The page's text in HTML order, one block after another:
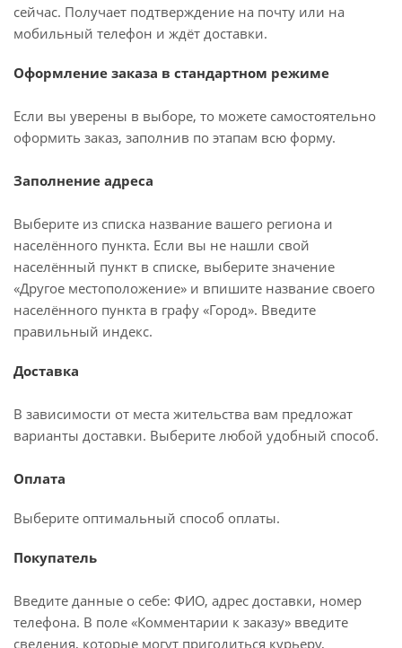
сейчас. Получает подтверждение на почту или на
мобильный телефон и ждёт доставки.
Оформление заказа в стандартном режиме
Если вы уверены в выборе, то можете самостоятельно
оформить заказ, заполнив по этапам всю форму.
Заполнение адреса
Выберите из списка название вашего региона и
населённого пункта. Если вы не нашли свой
населённый пункт в списке, выберите значение
«Другое местоположение» и впишите название своего
населённого пункта в графу «Город». Введите
правильный индекс.
Доставка
В зависимости от места жительства вам предложат
варианты доставки. Выберите любой удобный способ.
Оплата
Выберите оптимальный способ оплаты.
Покупатель
Введите данные о себе: ФИО, адрес доставки, номер
телефона. В поле «Комментарии к заказу» введите
сведения, которые могут пригодиться курьеру,